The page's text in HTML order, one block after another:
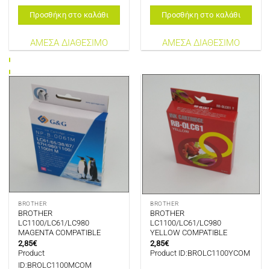
Προσθήκη στο καλάθι
ΑΜΕΣΑ ΔΙΑΘΕΣΙΜΟ
Προσθήκη στο καλάθι
ΑΜΕΣΑ ΔΙΑΘΕΣΙΜΟ
BROTHER
BROTHER
LC1100/LC61/LC980
MAGENTA COMPATIBLE
2,85€
Product
ID:BROLC1100MCOM
BROTHER
BROTHER
LC1100/LC61/LC980
YELLOW COMPATIBLE
2,85€
Product ID:BROLC1100YCOM